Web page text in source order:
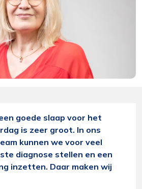
die nodig zijn om
goed te kunnen
goede slaap voor het
is zeer groot. In ons
kunnen we voor veel
diagnose stellen en een
inzetten. Daar maken wij